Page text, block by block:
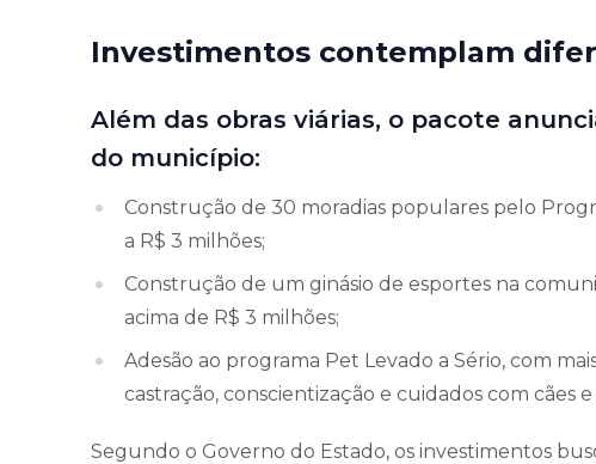
Investimentos contemplam
Além das obras viárias, o pacote
do município:
Construção de 30 moradias populares pelo
a R$ 3 milhões;
Construção de um ginásio de esportes na
acima de R$ 3 milhões;
Adesão ao programa Pet Levado a Sério, com
castração, conscientização e cuidados com cães e
Segundo o Governo do Estado, os investimentos